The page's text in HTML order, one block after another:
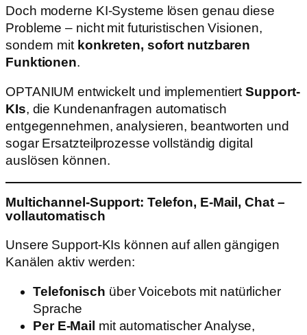
Doch moderne KI-Systeme lösen genau diese
Probleme – nicht mit futuristischen Visionen,
sondern mit konkreten, sofort nutzbaren
Funktionen.
OPTANIUM entwickelt und implementiertSupport-
KIs, die Kundenanfragen automatisch
entgegennehmen, analysieren, beantworten und
sogar Ersatzteilprozesse vollständig digital
auslösen können.
Multichannel-Support: Telefon, E-Mail, Chat –
vollautomatisch
Unsere Support-KIs können auf allen gängigen
Kanälen aktiv werden:
Telefonisch über Voicebots mit natürlicher
Sprache
Per E-Mail mit automatischer Analyse,